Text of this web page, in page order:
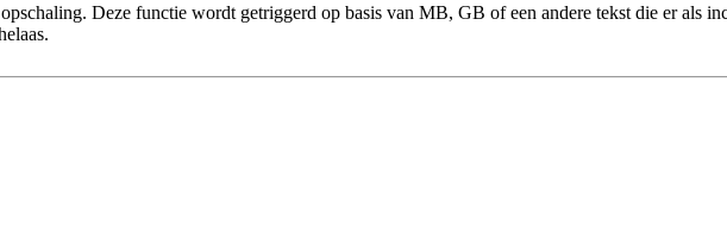
Deze functie wordt getriggerd op basis van MB, GB of een andere tekst die er als